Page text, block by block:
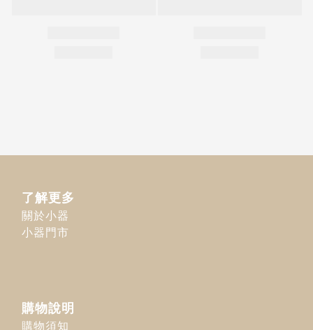
了解更多
關於小器
小器門市
購物說明
購物須知